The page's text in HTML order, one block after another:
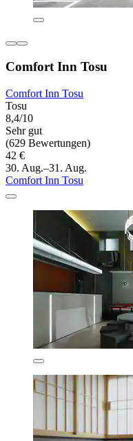
Comfort Inn Tosu
Comfort Inn Tosu
Tosu
8,4/10
Sehr gut
(629 Bewertungen)
42 €
30. Aug.–31. Aug.
Comfort Inn Tosu